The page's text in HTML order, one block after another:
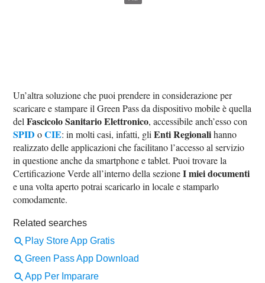
Un’altra soluzione che puoi prendere in considerazione per
scaricare e stampare il Green Pass da dispositivo mobile è quella
delFascicolo Sanitario Elettronico, accessibile anch’esso con
SPID oCIE: in molti casi, infatti, gliEnti Regionalihanno
realizzato delle applicazioni che facilitano l’accesso al servizio
in questione anche da smartphone e tablet. Puoi trovare la
Certificazione Verde all’interno della sezioneI miei documenti
e una volta aperto potrai scaricarlo in locale e stamparlo
comodamente.